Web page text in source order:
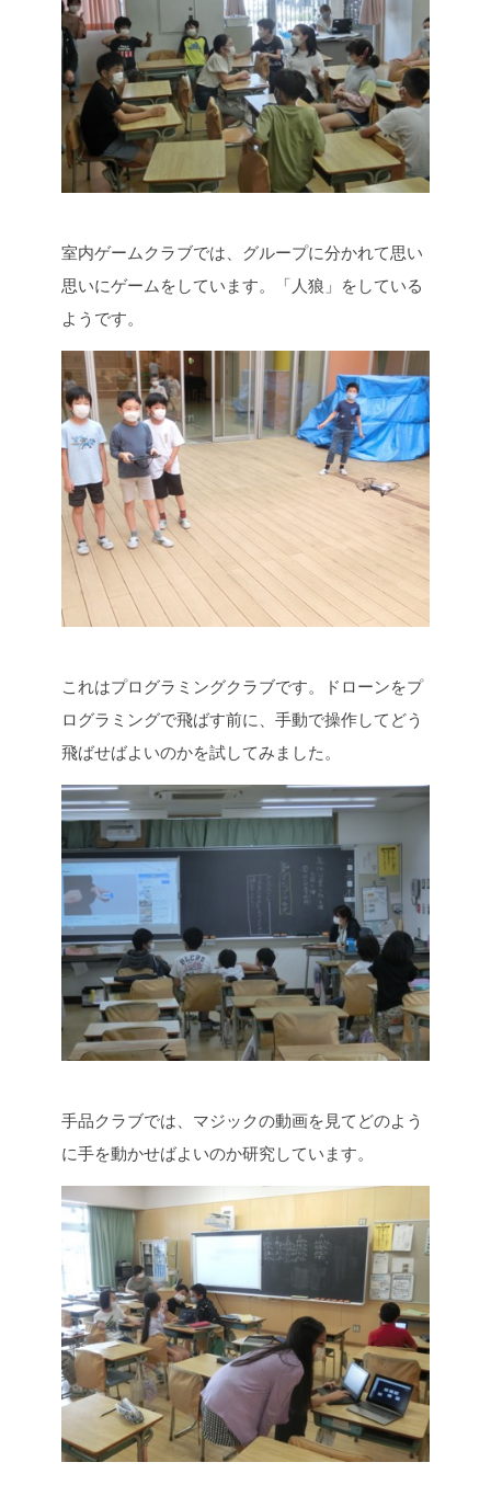
室内ゲームクラブでは、グループに分かれて思い
思いにゲームをしています。「人狼」をしている
ようです。
これはプログラミングクラブです。ドローンをプ
ログラミングで飛ばす前に、手動で操作してどう
飛ばせばよいのかを試してみました。
手品クラブでは、マジックの動画を見てどのよう
に手を動かせばよいのか研究しています。